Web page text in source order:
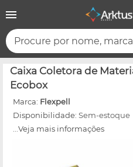
Procure por nome,
Caixa Coletora de
Ecobox
Marca: Flexpell
Disponibilidade: Sem-estoque
...Veja mais informações